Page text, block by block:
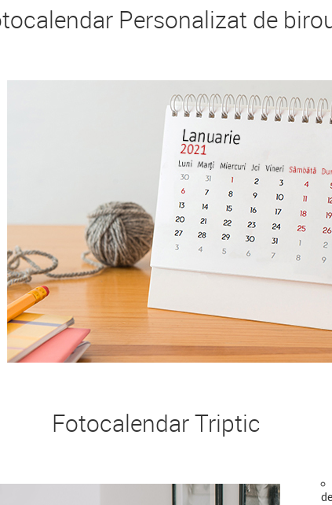
Personalizat de
Fotocalendar Triptic